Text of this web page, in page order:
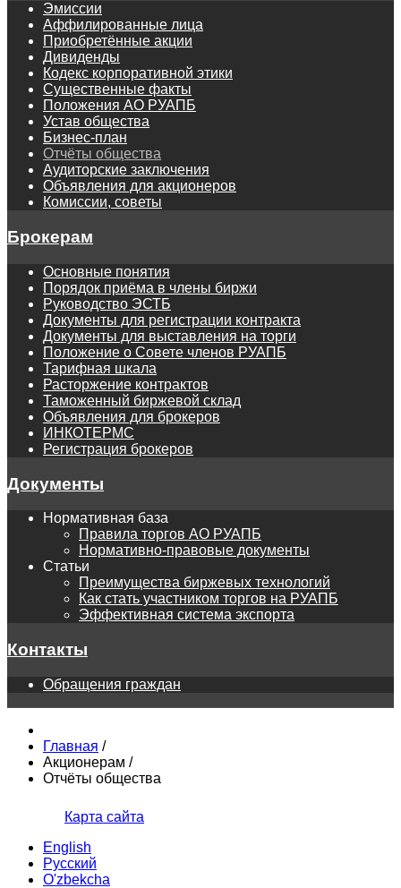
Эмиссии
Аффилированные лица
Приобретённые акции
Дивиденды
Кодекс корпоративной этики
Существенные факты
Положения АО РУАПБ
Устав общества
Бизнес-план
Отчёты общества
Аудиторские заключения
Объявления для акционеров
Комиссии, советы
Брокерам
Основные понятия
Порядок приёма в члены биржи
Руководство ЭСТБ
Документы для регистрации контракта
Документы для выставления на торги
Положение о Совете членов РУАПБ
Тарифная шкала
Расторжение контрактов
Таможенный биржевой склад
Объявления для брокеров
ИНКОТЕРМС
Регистрация брокеров
Документы
Нормативная база
Правила торгов АО РУАПБ
Нормативно-правовые документы
Статьи
Преимущества биржевых технологий
Как стать участником торгов на РУАПБ
Эффективная система экспорта
Контакты
Обращения граждан
Главная /
Акционерам /
Отчёты общества
Карта сайта
English
Русский
O'zbekcha